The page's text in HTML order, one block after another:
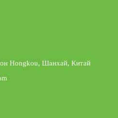
Hongkou, Шанхай, Китай